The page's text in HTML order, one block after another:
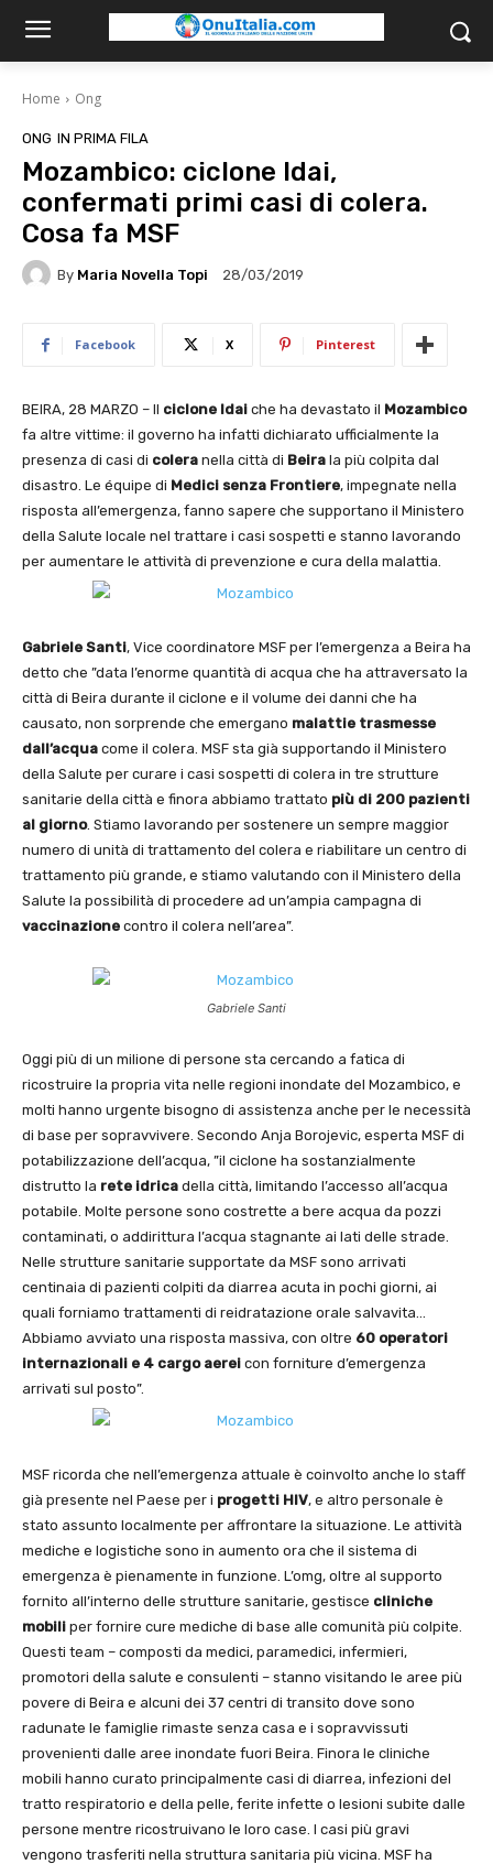
Home Ong
ONG IN PRIMA FILA
Mozambico: ciclone Idai,
confermati primi casi di colera.
Cosa fa MSF
By Maria Novella Topi 28/03/2019
Facebook X Pinterest
BEIRA, 28 MARZO – Il ciclone Idai che ha devastato il Mozambico
fa altre vittime: il governo ha infatti dichiarato ufficialmente la
presenza di casi di colera nella città di Beira la più colpita dal
disastro. Le équipe di Medici senza Frontiere, impegnate nella
risposta all’emergenza, fanno sapere che supportano il Ministero
della Salute locale nel trattare i casi sospetti e stanno lavorando
per aumentare le attività di prevenzione e cura della malattia.
Gabriele Santi, Vice coordinatore MSF per l’emergenza a Beira ha
detto che ”data l’enorme quantità di acqua che ha attraversato la
città di Beira durante il ciclone e il volume dei danni che ha
causato, non sorprende che emergano malattie trasmesse
dall’acqua come il colera. MSF sta già supportando il Ministero
della Salute per curare i casi sospetti di colera in tre strutture
sanitarie della città e finora abbiamo trattato più di 200 pazienti
al giorno. Stiamo lavorando per sostenere un sempre maggior
numero di unità di trattamento del colera e riabilitare un centro di
trattamento più grande, e stiamo valutando con il Ministero della
Salute la possibilità di procedere ad un’ampia campagna di
vaccinazione contro il colera nell’area”.
Gabriele Santi
Oggi più di un milione di persone sta cercando a fatica di
ricostruire la propria vita nelle regioni inondate del Mozambico, e
molti hanno urgente bisogno di assistenza anche per le necessità
di base per sopravvivere. Secondo Anja Borojevic, esperta MSF di
potabilizzazione dell’acqua, ”il ciclone ha sostanzialmente
distrutto la rete idrica della città, limitando l’accesso all’acqua
potabile. Molte persone sono costrette a bere acqua da pozzi
contaminati, o addirittura l’acqua stagnante ai lati delle strade.
Nelle strutture sanitarie supportate da MSF sono arrivati
centinaia di pazienti colpiti da diarrea acuta in pochi giorni, ai
quali forniamo trattamenti di reidratazione orale salvavita…
Abbiamo avviato una risposta massiva, con oltre 60 operatori
internazionali e 4 cargo aerei con forniture d’emergenza
arrivati sul posto”.
MSF ricorda che nell’emergenza attuale è coinvolto anche lo staff
già presente nel Paese per i progetti HIV, e altro personale è
stato assunto localmente per affrontare la situazione. Le attività
mediche e logistiche sono in aumento ora che il sistema di
emergenza è pienamente in funzione. L’omg, oltre al supporto
fornito all’interno delle strutture sanitarie, gestisce cliniche
mobili per fornire cure mediche di base alle comunità più colpite.
Questi team – composti da medici, paramedici, infermieri,
promotori della salute e consulenti – stanno visitando le aree più
povere di Beira e alcuni dei 37 centri di transito dove sono
radunate le famiglie rimaste senza casa e i sopravvissuti
provenienti dalle aree inondate fuori Beira. Finora le cliniche
mobili hanno curato principalmente casi di diarrea, infezioni del
tratto respiratorio e della pelle, ferite infette o lesioni subite dalle
persone mentre ricostruivano le loro case. I casi più gravi
vengono trasferiti nella struttura sanitaria più vicina. MSF ha